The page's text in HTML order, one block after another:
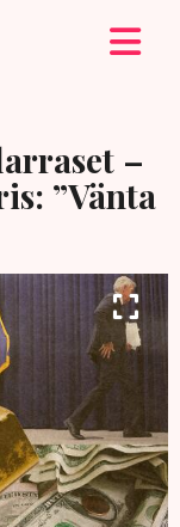
–
”Vänta